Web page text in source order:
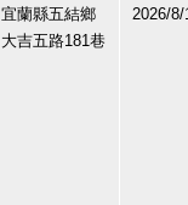
宜蘭縣五結鄉
大吉五路181巷
2026/8/